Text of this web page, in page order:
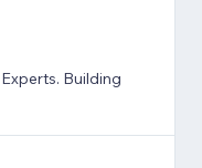
Building